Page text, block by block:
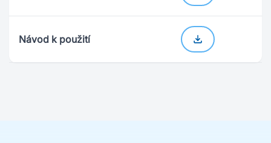
Návod k použití